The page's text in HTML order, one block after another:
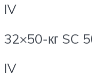
IV
32×50-кг SC
IV